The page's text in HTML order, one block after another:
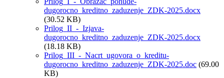
dugorocno_kreditno_zaduzenje_ZDK-2025.docx
(30.52 KB)
Prilog_II_-_Izjava-
dugorocno_kreditno_zaduzenje_ZDK-2025.docx
(18.18 KB)
Prilog_III_-_Nacrt_ugovora_o_kreditu-
dugorocno_kreditno_zaduzenje_ZDK-2025.doc (69.00
KB)